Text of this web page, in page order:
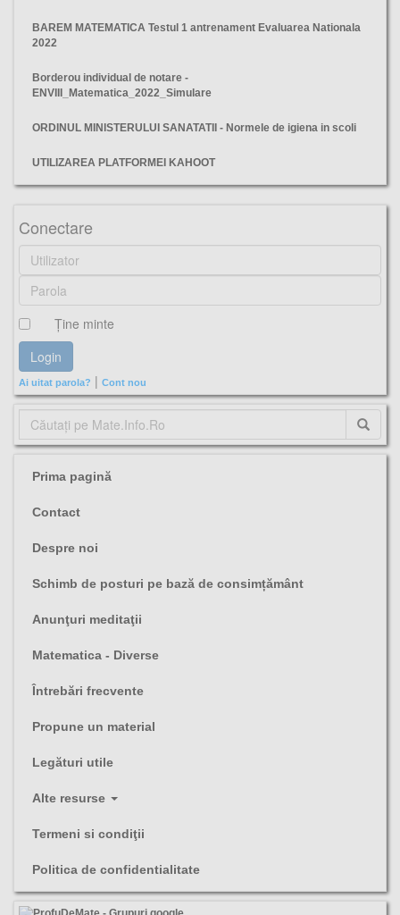
BAREM MATEMATICA Testul 1 antrenament Evaluarea Nationala
2022
Borderou individual de notare -
ENVIII_Matematica_2022_Simulare
ORDINUL MINISTERULUI SANATATII - Normele de igiena in scoli
UTILIZAREA PLATFORMEI KAHOOT
Conectare
Ţine minte
Ai uitat parola? | Cont nou
Prima pagină
Contact
Despre noi
Schimb de posturi pe bază de consimțământ
Anunţuri meditaţii
Matematica - Diverse
Întrebări frecvente
Propune un material
Legături utile
Alte resurse
Termeni si condiţii
Politica de confidentialitate